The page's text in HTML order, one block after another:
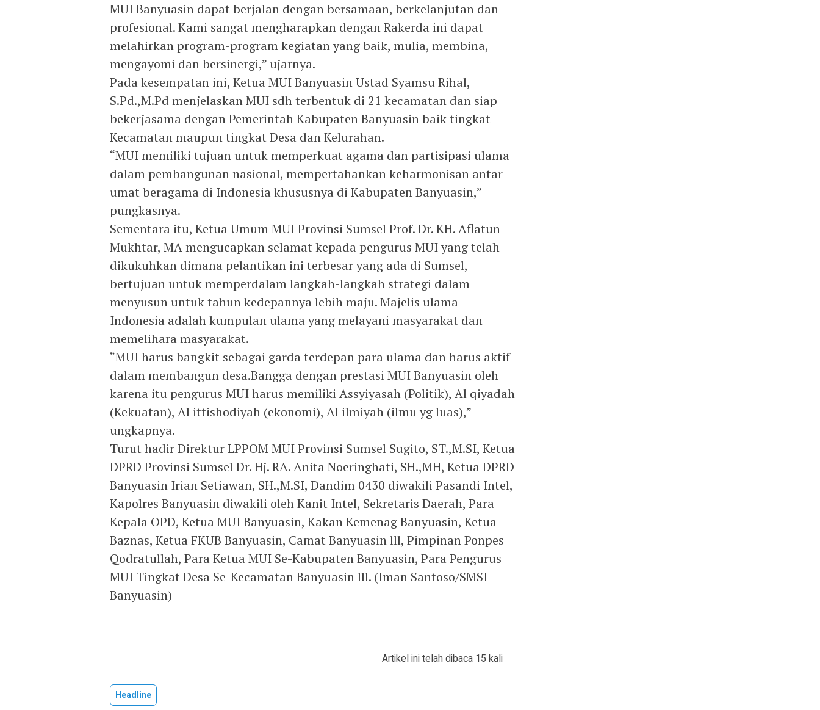
MUI Banyuasin dapat berjalan dengan bersamaan, berkelanjutan dan
profesional. Kami sangat mengharapkan dengan Rakerda ini dapat
melahirkan program-program kegiatan yang baik, mulia, membina,
mengayomi dan bersinergi,” ujarnya.
Pada kesempatan ini, Ketua MUI Banyuasin Ustad Syamsu Rihal,
S.Pd.,M.Pd menjelaskan MUI sdh terbentuk di 21 kecamatan dan siap
bekerjasama dengan Pemerintah Kabupaten Banyuasin baik tingkat
Kecamatan maupun tingkat Desa dan Kelurahan.
“MUI memiliki tujuan untuk memperkuat agama dan partisipasi ulama
dalam pembangunan nasional, mempertahankan keharmonisan antar
umat beragama di Indonesia khususnya di Kabupaten Banyuasin,”
pungkasnya.
Sementara itu, Ketua Umum MUI Provinsi Sumsel Prof. Dr. KH. Aflatun
Mukhtar, MA mengucapkan selamat kepada pengurus MUI yang telah
dikukuhkan dimana pelantikan ini terbesar yang ada di Sumsel,
bertujuan untuk memperdalam langkah-langkah strategi dalam
menyusun untuk tahun kedepannya lebih maju. Majelis ulama
Indonesia adalah kumpulan ulama yang melayani masyarakat dan
memelihara masyarakat.
“MUI harus bangkit sebagai garda terdepan para ulama dan harus aktif
dalam membangun desa.Bangga dengan prestasi MUI Banyuasin oleh
karena itu pengurus MUI harus memiliki Assyiyasah (Politik), Al qiyadah
(Kekuatan), Al ittishodiyah (ekonomi), Al ilmiyah (ilmu yg luas),”
ungkapnya.
Turut hadir Direktur LPPOM MUI Provinsi Sumsel Sugito, ST.,M.SI, Ketua
DPRD Provinsi Sumsel Dr. Hj. RA. Anita Noeringhati, SH.,MH, Ketua DPRD
Banyuasin Irian Setiawan, SH.,M.SI, Dandim 0430 diwakili Pasandi Intel,
Kapolres Banyuasin diwakili oleh Kanit Intel, Sekretaris Daerah, Para
Kepala OPD, Ketua MUI Banyuasin, Kakan Kemenag Banyuasin, Ketua
Baznas, Ketua FKUB Banyuasin, Camat Banyuasin lll, Pimpinan Ponpes
Qodratullah, Para Ketua MUI Se-Kabupaten Banyuasin, Para Pengurus
MUI Tingkat Desa Se-Kecamatan Banyuasin lll. (Iman Santoso/SMSI
Banyuasin)
Artikel ini telah dibaca 15 kali
Headline